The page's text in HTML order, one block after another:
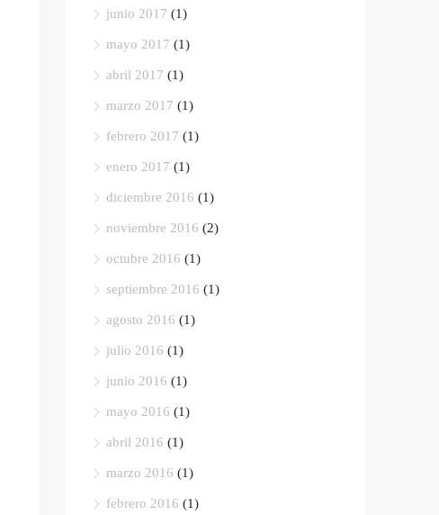
junio 2017 (1)
mayo 2017 (1)
abril 2017 (1)
marzo 2017 (1)
febrero 2017 (1)
enero 2017 (1)
diciembre 2016 (1)
noviembre 2016 (2)
octubre 2016 (1)
septiembre 2016 (1)
agosto 2016 (1)
julio 2016 (1)
junio 2016 (1)
mayo 2016 (1)
abril 2016 (1)
marzo 2016 (1)
febrero 2016 (1)